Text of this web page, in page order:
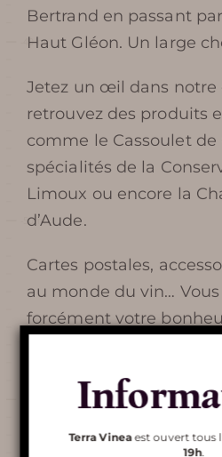
TARIFS ET
PLAN ET ACCÈS
VINEA
SERVICES ET
AUTOUR DE
Terra
Bertrand en passant
Haut Gléon. Un large
Jetez un œil dans notre
retrouvez des produits
comme le Cassoulet de
spécialités de la
Limoux ou encore la
d’Aude.
Cartes postales,
au monde du vin…
forcément votre
s’offrir, pour garder un
Terra Vineaest ouvert tous
19h.